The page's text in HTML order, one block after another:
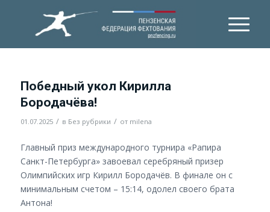
Победный укол Кирилла
Бородачёва!
01.07.2025 / в Без рубрики / от milena
Главный приз международного турнира «Рапира
Санкт-Петербурга» завоевал серебряный призер
Олимпийских игр Кирилл Бородачёв. В финале он с
минимальным счетом – 15:14, одолел своего брата
Антона!